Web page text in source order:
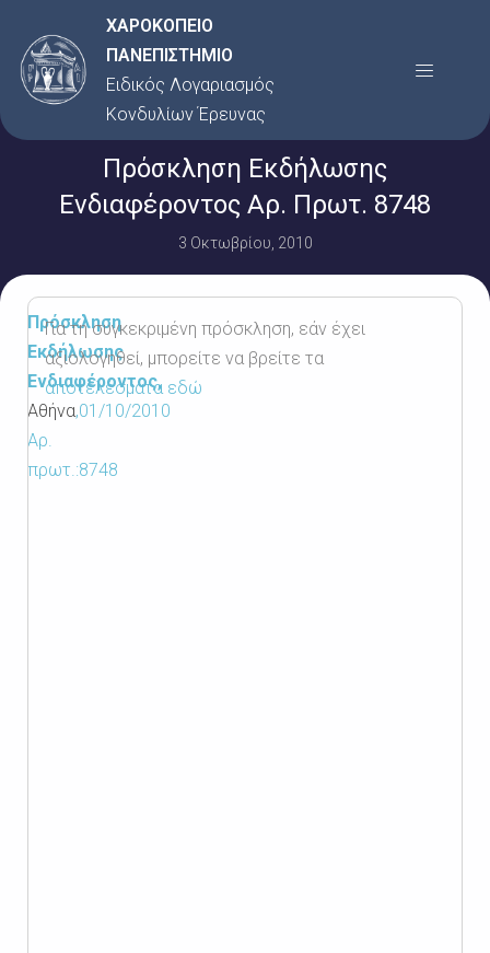
στο
περιεχόμενο
ΧΑΡΟΚΟΠΕΙΟ
ΠΑΝΕΠΙΣΤΗΜΙΟ
Ειδικός Λογαριασμός
Κονδυλίων Έρευνας
Menu
Πρόσκληση Εκδήλωσης
Ενδιαφέροντος Αρ. Πρωτ. 8748
3 Οκτωβρίου, 2010
Πρόσκληση
Εκδήλωσης
Ενδιαφέροντος,
Αθήνα,01/10/2010
Αρ.
πρωτ.:8748
Για τη συγκεκριμένη πρόσκληση, εάν έχει
αξιολογηθεί, μπορείτε να βρείτε τα
αποτελέσματα εδώ